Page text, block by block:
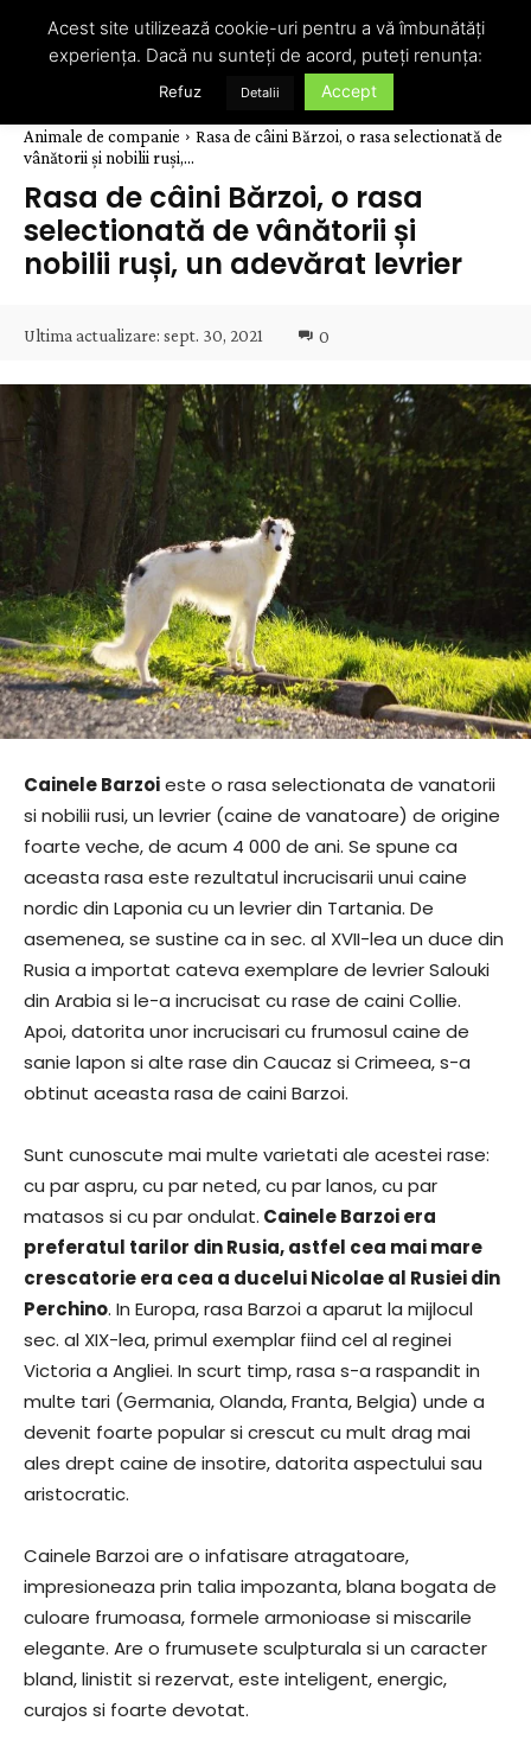
Animale de companie
Rasa de câini Bărzoi, o rasa selectionată de
vânătorii și nobilii ruși,...
Rasa de câini Bărzoi, o rasa
selectionată de vânătorii și
nobilii ruși, un adevărat levrier
Ultima actualizare: sept. 30, 2021 0
Cainele Barzoieste o rasa selectionata de vanatorii
si nobilii rusi, un levrier (caine de vanatoare) de origine
foarte veche, de acum 4 000 de ani. Se spune ca
aceasta rasa este rezultatul incrucisarii unui caine
nordic din Laponia cu un levrier din Tartania. De
asemenea, se sustine ca in sec. al XVII-lea un duce din
Rusia a importat cateva exemplare de levrier Salouki
din Arabia si le-a incrucisat cu rase de caini Collie.
Apoi, datorita unor incrucisari cu frumosul caine de
sanie lapon si alte rase din Caucaz si Crimeea, s-a
obtinut aceasta rasa de caini Barzoi.
Sunt cunoscute mai multe varietati ale acestei rase:
cu par aspru, cu par neted, cu par lanos, cu par
matasos si cu par ondulat. Cainele Barzoi era
preferatul tarilor din Rusia, astfel cea mai mare
crescatorie era cea a ducelui Nicolae al Rusiei din
Perchino. In Europa, rasa Barzoi a aparut la mijlocul
sec. al XIX-lea, primul exemplar fiind cel al reginei
Victoria a Angliei. In scurt timp, rasa s-a raspandit in
multe tari (Germania, Olanda, Franta, Belgia) unde a
devenit foarte popular si crescut cu mult drag mai
ales drept caine de insotire, datorita aspectului sau
aristocratic.
Cainele Barzoi are o infatisare atragatoare,
impresioneaza prin talia impozanta, blana bogata de
culoare frumoasa, formele armonioase si miscarile
elegante. Are o frumusete sculpturala si un caracter
bland, linistit si rezervat, este inteligent, energic,
curajos si foarte devotat.
Acest site utilizează cookie-uri pentru a vă îmbunătăți
experiența. Dacă nu sunteți de acord, puteți renunța:
Refuz Detalii Accept